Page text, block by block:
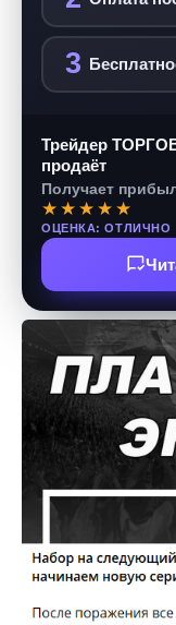
3
Трейдер
продаёт
Получает
★★★★★
ОЦЕНКА: ОТЛИЧНО